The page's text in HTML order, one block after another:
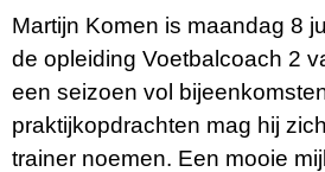
Martijn Komen is maandag 8
de opleiding Voetbalcoach 2
een seizoen vol
praktijkopdrachten mag hij
trainer noemen. Een mooie